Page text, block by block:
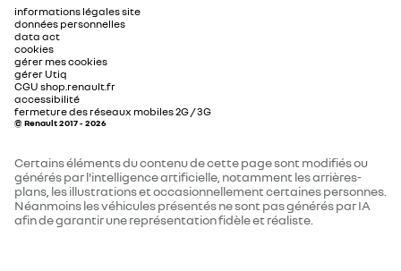
informations légales site
données personnelles
data act
cookies
gérer mes cookies
gérer Utiq
CGU shop.renault.fr
accessibilité
fermeture des réseaux mobiles 2G / 3G
© Renault 2017 - 2026
Certains éléments du contenu de cette page sont modifiés ou
générés par l'intelligence artificielle, notamment les arrières-
plans, les illustrations et occasionnellement certaines personnes.
Néanmoins les véhicules présentés ne sont pas générés par IA
afin de garantir une représentation fidèle et réaliste.